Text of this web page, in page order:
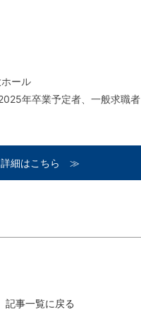
ール
年卒業予定者、一般求職者
詳細はこちら ≫
記事一覧に戻る